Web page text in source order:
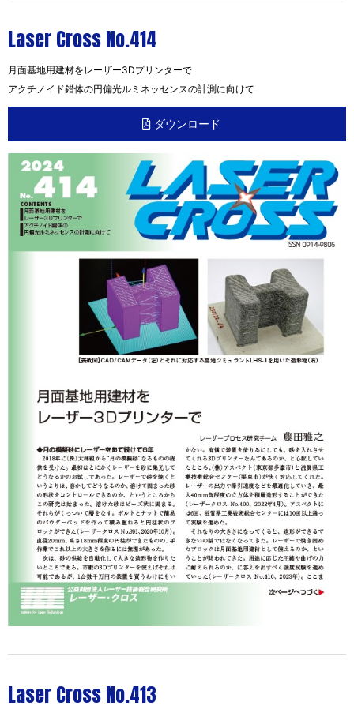
Laser Cross No.414
月面基地用建材をレーザー3Dプリンターで
アクチノイド錯体の円偏光ルミネッセンスの計測に向けて
ダウンロード
Laser Cross No.413